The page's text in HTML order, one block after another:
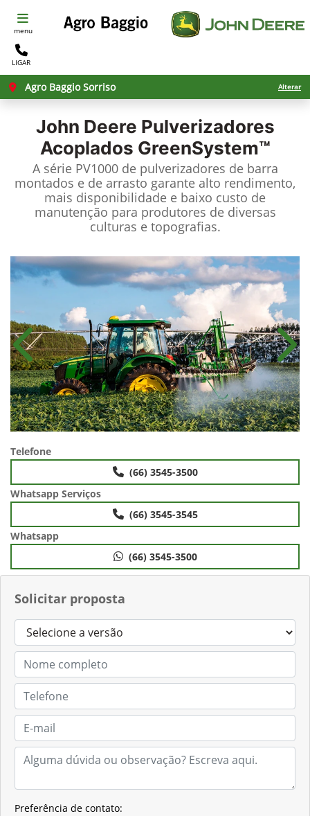
menu
LIGAR
Agro Baggio Sorriso Alterar
John Deere Pulverizadores
Acoplados GreenSystem™
A série PV1000 de pulverizadores de barra
montados e de arrasto garante alto rendimento,
mais disponibilidade e baixo custo de
manutenção para produtores de diversas
culturas e topografias.
Solicitar proposta
Preferência de contato:
Anterior
Telefone
(66) 3545-3500
Whatsapp Serviços
(66) 3545-3545
Whatsapp
(66) 3545-3500